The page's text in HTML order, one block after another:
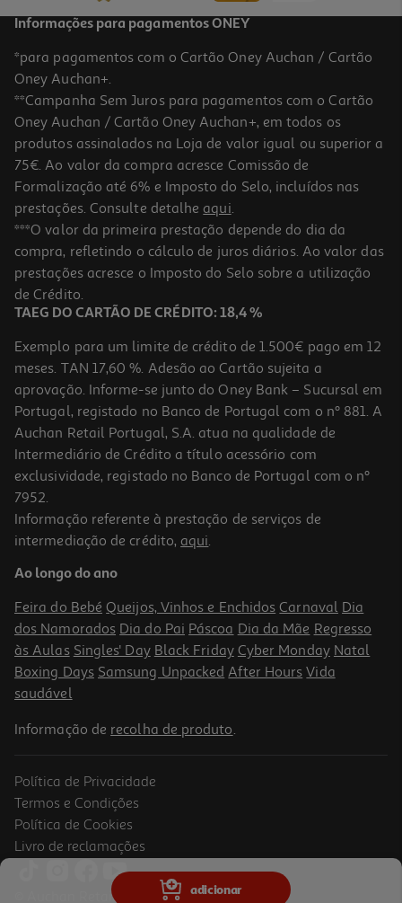
adicionar
-10%
Conjunto De Pilhas Recarregáveis Duracell Hr03 Aaa Active Charge
2 Unidades
8.99 €/un
Price reduced from
9,99 €to
8,99 €
Promoção
Informações para pagamentos ONEY
*para pagamentos com o Cartão Oney Auchan / Cartão
Oney Auchan+.
**Campanha Sem Juros para pagamentos com o Cartão
Oney Auchan / Cartão Oney Auchan+, em todos os
produtos assinalados na Loja de valor igual ou superior a
75€. Ao valor da compra acresce Comissão de
Formalização até 6% e Imposto do Selo, incluídos nas
prestações. Consulte detalhe aqui.
***O valor da primeira prestação depende do dia da
compra, refletindo o cálculo de juros diários. Ao valor das
prestações acresce o Imposto do Selo sobre a utilização
de Crédito.
TAEG DO CARTÃO DE CRÉDITO: 18,4 %
Exemplo para um limite de crédito de 1.500€ pago em 12
meses. TAN 17,60 %. Adesão ao Cartão sujeita a
aprovação. Informe-se junto do Oney Bank – Sucursal em
Portugal, registado no Banco de Portugal com o nº 881. A
Auchan Retail Portugal, S.A. atua na qualidade de
Intermediário de Crédito a título acessório com
exclusividade, registado no Banco de Portugal com o nº
7952.
Informação referente à prestação de serviços de
intermediação de crédito, aqui.
Ao longo do ano
Feira do Bebé Queijos, Vinhos e Enchidos Carnaval Dia
dos Namorados Dia do Pai Páscoa Dia da Mãe Regresso
às Aulas Singles' Day Black Friday Cyber Monday Natal
Boxing Days Samsung Unpacked After Hours Vida
saudável
Informação de recolha de produto.
Política de Privacidade
Termos e Condições
Política de Cookies
Livro de reclamações
© Auchan Retail Portugal